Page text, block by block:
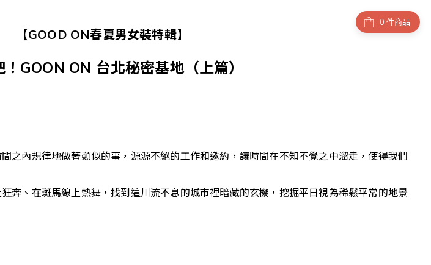
件商品
【GOOD ON春夏男女裝特輯】
！GOON ON 台北秘密基地（上篇）
之內規律地做著類似的事，源源不絕的工作和邀約，讓時間在不知不覺之中溜走，使得我們
奔、在斑馬線上熱舞，找到這川流不息的城市裡暗藏的玄機，挖掘平日視為稀鬆平常的地景